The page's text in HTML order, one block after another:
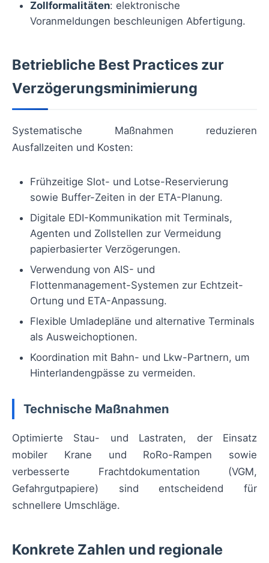
Zollformalitäten: elektronische
Voranmeldungen beschleunigen Abfertigung.
Betriebliche Best Practices zur
Verzögerungsminimierung
Systematische Maßnahmen reduzieren
Ausfallzeiten und Kosten:
Frühzeitige Slot- und Lotse-Reservierung
sowie Buffer-Zeiten in der ETA-Planung.
Digitale EDI-Kommunikation mit Terminals,
Agenten und Zollstellen zur Vermeidung
papierbasierter Verzögerungen.
Verwendung von AIS- und
Flottenmanagement-Systemen zur Echtzeit-
Ortung und ETA-Anpassung.
Flexible Umladepläne und alternative Terminals
als Ausweichoptionen.
Koordination mit Bahn- und Lkw-Partnern, um
Hinterlandengpässe zu vermeiden.
Technische Maßnahmen
Optimierte Stau- und Lastraten, der Einsatz
mobiler Krane und RoRo-Rampen sowie
verbesserte Frachtdokumentation (VGM,
Gefahrgutpapiere) sind entscheidend für
schnellere Umschläge.
Konkrete Zahlen und regionale